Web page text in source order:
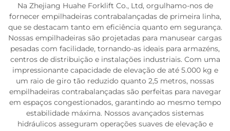
Na Zhejiang Huahe Forklift Co., Ltd, orgulhamo-nos de
fornecer empilhadeiras contrabalançadas de primeira linha,
que se destacam tanto em eficiência quanto em segurança.
Nossas empilhadeiras são projetadas para manusear cargas
pesadas com facilidade, tornando-as ideais para armazéns,
centros de distribuição e instalações industriais. Com uma
impressionante capacidade de elevação de até 5.000 kg e
um raio de giro tão reduzido quanto 2,5 metros, nossas
empilhadeiras contrabalançadas são perfeitas para navegar
em espaços congestionados, garantindo ao mesmo tempo
estabilidade máxima. Nossos avançados sistemas
hidráulicos asseguram operações suaves de elevação e